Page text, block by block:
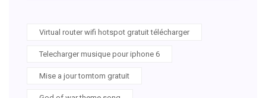
Virtual router wifi hotspot gratuit télécharger
Telecharger musique pour iphone 6
Mise a jour tomtom gratuit